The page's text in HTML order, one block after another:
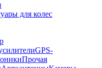
для колес
GPS-
Прочая